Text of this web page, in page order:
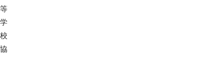
等
学
校
協